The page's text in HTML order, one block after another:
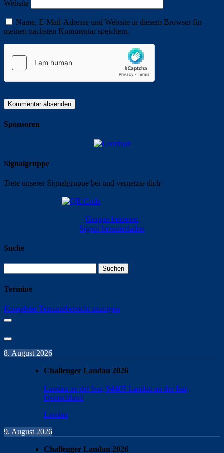
Website
Name, E-Mail-Adresse und Website in diesem Browser für
meinen nächsten Kommentar speichern.
Sponsoren
Signalgruppe
Trete unserer Signalgruppe bei und vernetzte dich:
Gruppe beitreten
Signal herunterladen
Suche
nach:
Termine
Komplette Terminübersicht anzeigen
8. August 2026
Challenger Landau 2026
Landau an der Isar, 94405 Landau an der Isar,
Deutschland
Landau
9. August 2026
Challenger Landau 2026